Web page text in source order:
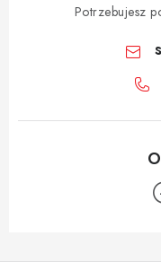
Potrzebujesz